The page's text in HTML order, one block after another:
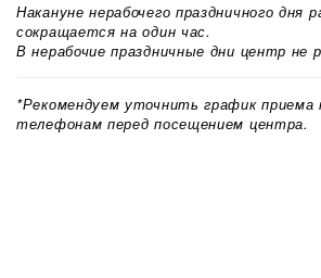
Накануне нерабочего праздничного дня
сокращается на один час.
В нерабочие праздничные дни центр не
*Рекомендуем уточнить график
телефонам перед посещением центра.